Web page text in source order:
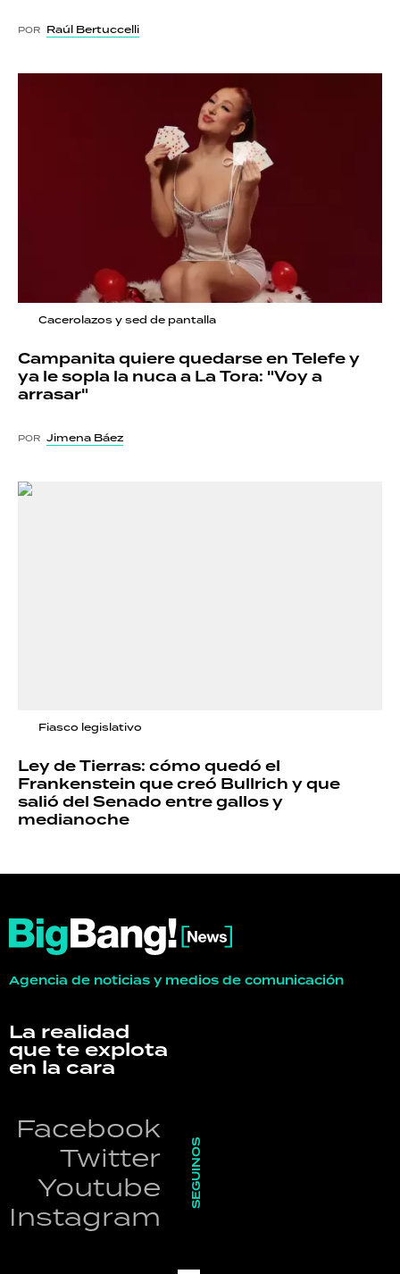
POR Raúl Bertuccelli
Cacerolazos y sed de pantalla
Campanita quiere quedarse en Telefe y
ya le sopla la nuca a La Tora: "Voy a
arrasar"
POR Jimena Báez
Fiasco legislativo
Ley de Tierras: cómo quedó el
Frankenstein que creó Bullrich y que
salió del Senado entre gallos y
medianoche
Agencia de noticias y medios de comunicación
La realidad
que te explota
en la cara
Facebook
Twitter
Youtube
Instagram
SEGUINOS